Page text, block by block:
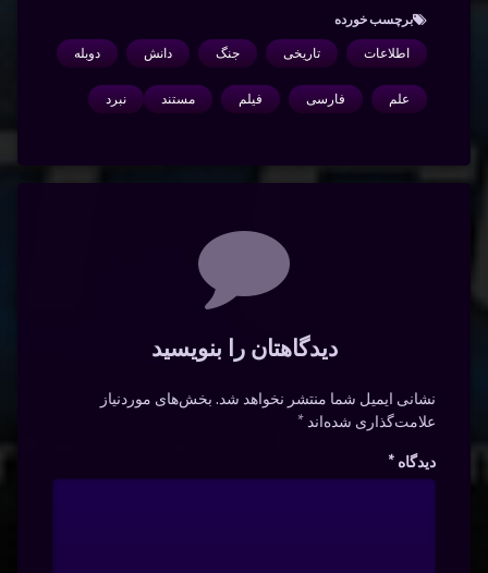
برچسب‌ خورده
اطلاعات تاریخی جنگ دانش دوبله
علم فارسی فیلم مستند نبرد
دیدگاهتان را بنویسید
نشانی ایمیل شما منتشر نخواهد شد. بخش‌های موردنیاز
علامت‌گذاری شده‌اند*
دیدگاه *